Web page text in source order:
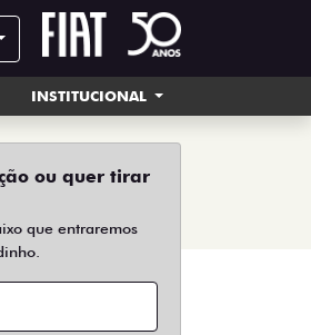
INSTITUCIONAL
ou quer tirar
que entraremos